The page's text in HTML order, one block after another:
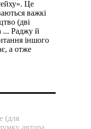
Це
важкі
(дві
... Раджу й
іншого
а отже
(для
автора